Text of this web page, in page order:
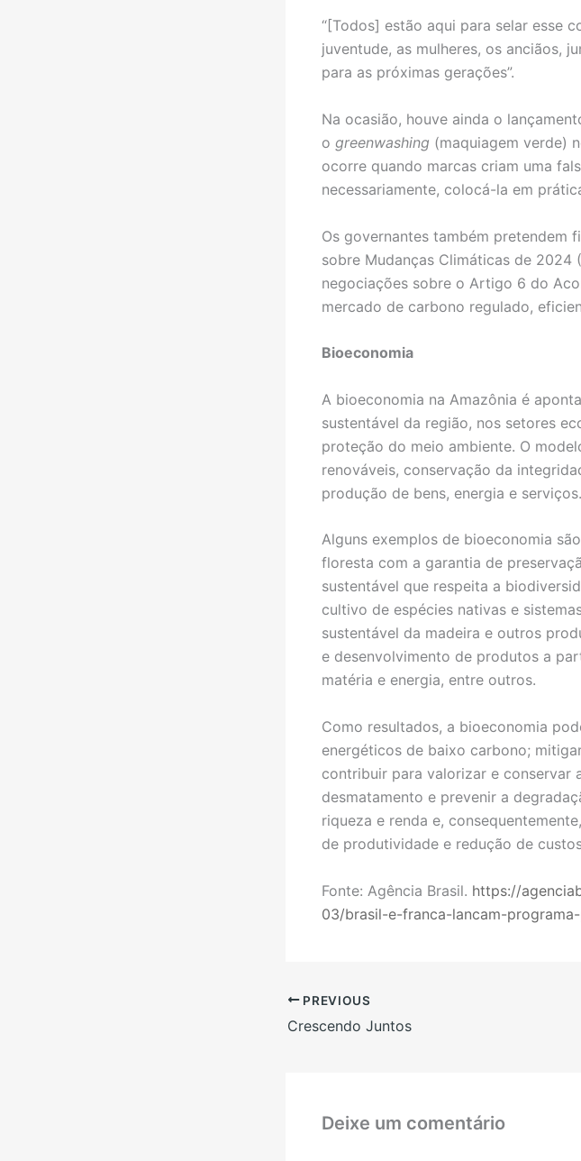
“[Todos] estão aqui para selar esse
juventude, as mulheres, os anciãos,
para as próximas gerações”.
Na ocasião, houve ainda o
o greenwashing (maquiagem verde)
ocorre quando marcas criam uma
necessariamente, colocá-la em
Os governantes também pretendem
sobre Mudanças Climáticas de 2024
negociações sobre o Artigo 6 do
mercado de carbono regulado,
Bioeconomia
A bioeconomia na Amazônia é
sustentável da região, nos setores
proteção do meio ambiente. O
renováveis, conservação da
produção de bens, energia e serviços.
Alguns exemplos de bioeconomia
floresta com a garantia de
sustentável que respeita a
cultivo de espécies nativas e
sustentável da madeira e outros
e desenvolvimento de produtos a
matéria e energia, entre outros.
Como resultados, a bioeconomia
energéticos de baixo carbono;
contribuir para valorizar e conservar
desmatamento e prevenir a
riqueza e renda e,
de produtividade e redução de
Fonte: Agência Brasil. https://
03/brasil-e-franca-lancam-
PREVIOUS
Crescendo Juntos
Deixe um comentário